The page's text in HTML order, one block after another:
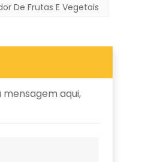
De Frutas E Vegetais
aqui,